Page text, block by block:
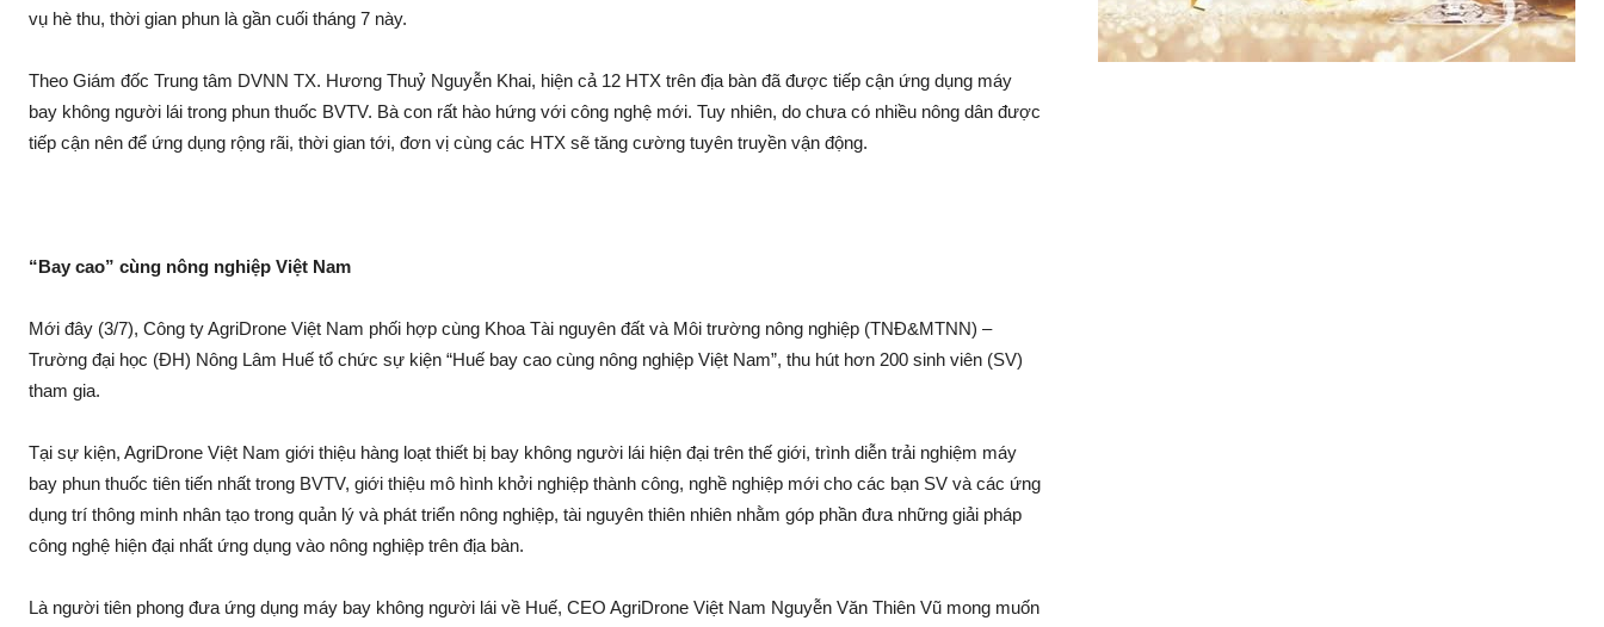
vụ hè thu, thời gian phun là gần cuối tháng 7 này.
Theo Giám đốc Trung tâm DVNN TX. Hương Thuỷ Nguyễn Khai, hiện cả 12 HTX trên địa bàn đã được tiếp cận ứng dụng máy
bay không người lá‌i trong phun thu‌ốc BVTV. Bà con rất hào hứng với công nghệ mới. Tuy nhiên, do chưa có nhiều nông dân được
tiếp cận nên để ứng dụng rộng rãi, thời gian tới, đơn vị cùng các HTX sẽ tăng cường tuyên truyền vận độn‌g.
“Bay cao” cùng nông nghiệp Việt Nam
Mới đây (3/7), Công ty AgriDrone Việt Nam phối hợp cùng Khoa Tài nguyên đất và Môi trường nông nghiệp (TNĐ&MTNN) –
Trường đại học (ĐH) Nông Lâm Huế tổ chức sự kiện “Huế bay cao cùng nông nghiệp Việt Nam”, thu hú‌t hơn 200 sin‌h viên (SV)
tham gia.
Tại sự kiện, AgriDrone Việt Nam giới thiệu hàng loạt thiết bị bay không người lá‌i hiện đại trên thế giới, trình diễn trải nghiệm máy
bay phun thu‌ốc tiên tiến nhất trong BVTV, giới thiệu mô hình khởi nghiệp thành công, nghề nghiệp mới cho các bạn SV và các ứng
dụng trí thông minh nhân tạo trong quản lý và phát triển nông nghiệp, tài nguyên thiên nhiên nhằm góp phần đưa những gi‌ải pháp
công nghệ hiện đại nhất ứng dụng vào nông nghiệp trên địa bàn.
Là người tiên phong đưa ứng dụng máy bay không người lá‌i về Huế, CEO AgriDrone Việt Nam Nguyễn Văn Thiên Vũ mong muốn